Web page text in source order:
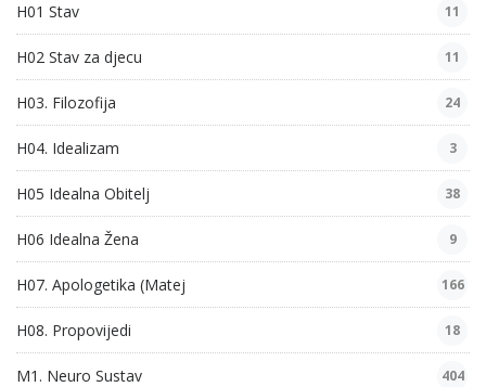
H01 Stav 11
H02 Stav za djecu 11
H03. Filozofija 24
H04. Idealizam 3
H05 Idealna Obitelj 38
H06 Idealna Žena 9
H07. Apologetika (Matej 166
H08. Propovijedi 18
M1. Neuro Sustav 404